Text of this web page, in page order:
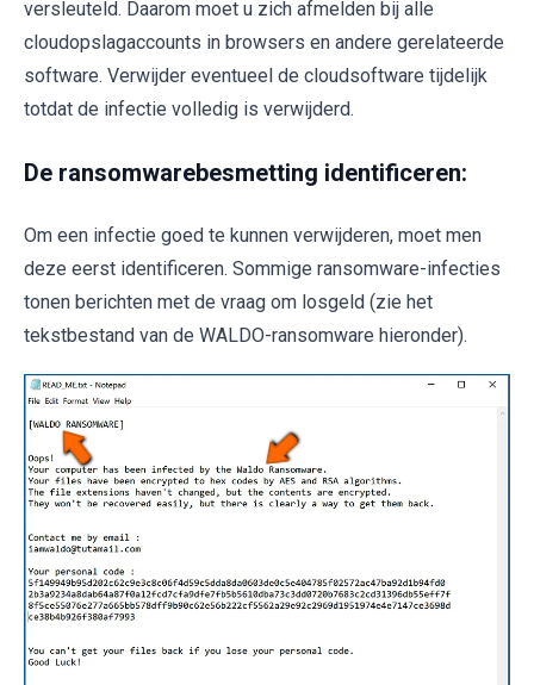
versleuteld. Daarom moet u zich afmelden bij alle
cloudopslagaccounts in browsers en andere gerelateerde
software. Verwijder eventueel de cloudsoftware tijdelijk
totdat de infectie volledig is verwijderd.
De ransomwarebesmetting identificeren:
Om een infectie goed te kunnen verwijderen, moet men
deze eerst identificeren. Sommige ransomware-infecties
tonen berichten met de vraag om losgeld (zie het
tekstbestand van de WALDO-ransomware hieronder).